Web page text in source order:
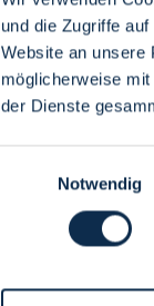
und die Zugriffe
Website an unsere
möglicherweise
der Dienste
Notwendig